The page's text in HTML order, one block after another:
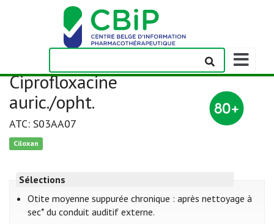
Afficher/
la
de
navigation
Ciprofloxacine
auric./opht.
ATC: S03AA07
Ciloxan
Sélections
Otite moyenne suppurée chronique : après nettoyage à
sec* du conduit auditif externe.